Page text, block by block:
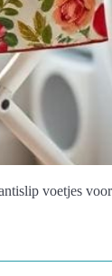
voetjes